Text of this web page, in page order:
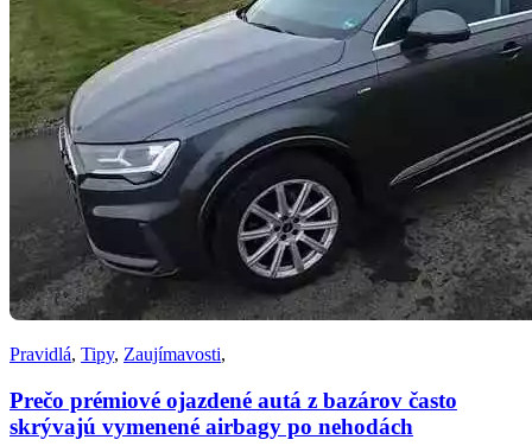
Pravidlá, Tipy, Zaujímavosti,
Prečo prémiové ojazdené autá z bazárov často
skrývajú vymenené airbagy po nehodách